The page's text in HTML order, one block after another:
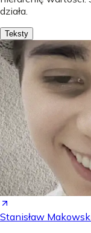
działa.
Teksty
Stanisław